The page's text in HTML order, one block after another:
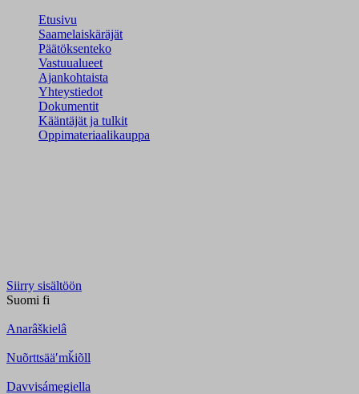
Etusivu
Saamelaiskäräjät
Päätöksenteko
Vastuualueet
Ajankohtaista
Yhteystiedot
Dokumentit
Kääntäjät ja tulkit
Oppimateriaalikauppa
Siirry sisältöön
Suomi fi
Anarâškielâ
Nuõrttsääʹmǩiõll
Davvisámegiella